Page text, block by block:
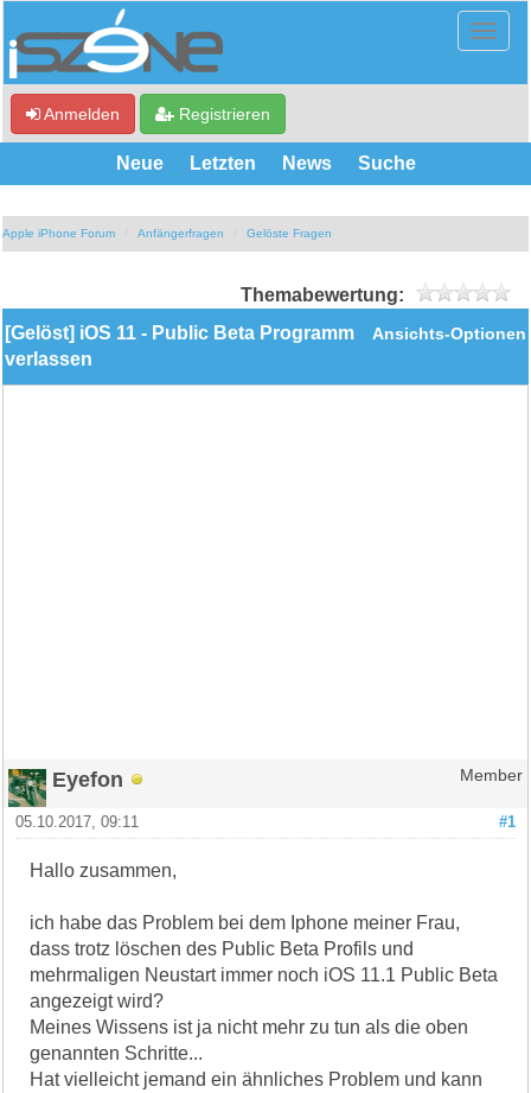
Anmelden Registrieren
Neue Letzten News Suche
Apple iPhone Forum Anfängerfragen Gelöste Fragen
Themabewertung:
Ansichts-Optionen
[Gelöst] iOS 11 - Public Beta Programm
verlassen
Eyefon Member
#1
05.10.2017, 09:11
Hallo zusammen,
ich habe das Problem bei dem Iphone meiner Frau,
dass trotz löschen des Public Beta Profils und
mehrmaligen Neustart immer noch iOS 11.1 Public Beta
angezeigt wird?
Meines Wissens ist ja nicht mehr zu tun als die oben
genannten Schritte...
Hat vielleicht jemand ein ähnliches Problem und kann